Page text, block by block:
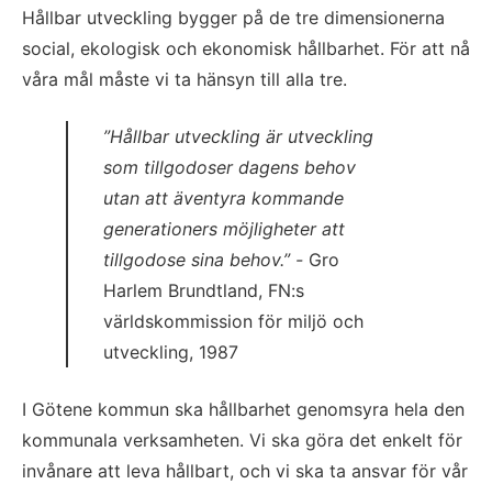
Hållbar utveckling bygger på de tre dimensionerna
social, ekologisk och ekonomisk hållbarhet. För att nå
våra mål måste vi ta hänsyn till alla tre.
”Hållbar utveckling är utveckling
som tillgodoser dagens behov
utan att äventyra kommande
generationers möjligheter att
tillgodose sina behov.” - Gro
Harlem Brundtland, FN:s
världskommission för miljö och
utveckling, 1987
I Götene kommun ska hållbarhet genomsyra hela den
kommunala verksamheten. Vi ska göra det enkelt för
invånare att leva hållbart, och vi ska ta ansvar för vår